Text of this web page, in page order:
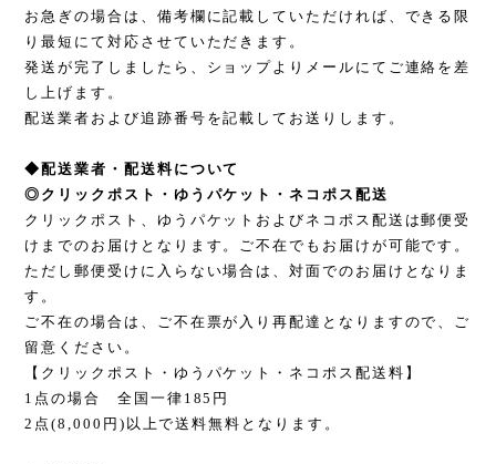
お急ぎの場合は、備考欄に記載していただければ、できる限
り最短にて対応させていただきます。
発送が完了しましたら、ショップよりメールにてご連絡を差
し上げます。
配送業者および追跡番号を記載してお送りします。
◆配送業者・配送料について
◎クリックポスト・ゆうパケット・ネコポス配送
クリックポスト、ゆうパケットおよびネコポス配送は郵便受
けまでのお届けとなります。ご不在でもお届けが可能です。
ただし郵便受けに入らない場合は、対面でのお届けとなりま
す。
ご不在の場合は、ご不在票が入り再配達となりますので、ご
留意ください。
【クリックポスト・ゆうパケット・ネコポス配送料】
1点の場合 全国一律185円
2点(8,000円)以上で送料無料となります。